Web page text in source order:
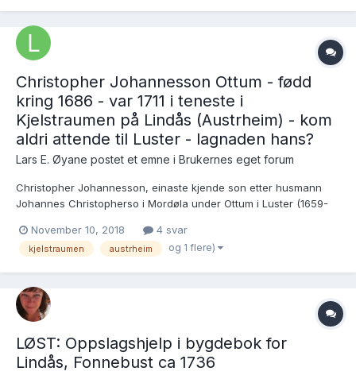
Christopher Johannesson Ottum - fødd
kring 1686 - var 1711 i teneste i
Kjelstraumen på Lindås (Austrheim) - kom
aldri attende til Luster - lagnaden hans?
Lars E. Øyane postet et emne i Brukernes eget forum
Christopher Johannesson, einaste kjende son etter husmann
Johannes Christopherso i Mordøla under Ottum i Luster (1659-
skattemanntal frå Luster frå 1711 vert det sagt at Christopher då
var i teneste i Kjelstraumen på Lindås - som vel...
November 10, 2018 4 svar
kjelstraumen austrheim og 1 flere)
LØST: Oppslagshjelp i bygdebok for
Lindås, Fonnebust ca 1736